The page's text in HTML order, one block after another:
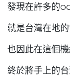
發現在許多的
就是台灣在地
也因此在這個機
終於將手上的